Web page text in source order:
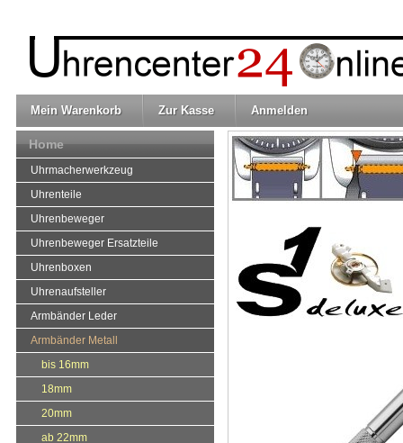
Mein Warenkorb Zur Kasse Anmelden
Home
Uhrmacherwerkzeug
Uhrenteile
Uhrenbeweger
Uhrenbeweger Ersatzteile
Uhrenboxen
Uhrenaufsteller
Armbänder Leder
Armbänder Metall
bis 16mm
18mm
20mm
ab 22mm